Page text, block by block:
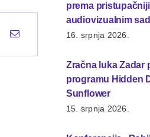
prema
audiovizualnim
16. srpnja 2026.
Zračna luka Zadar
programu Hidden
Sunflower
15. srpnja 2026.